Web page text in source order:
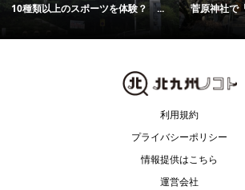
10種類以上のスポーツを体験？ ... 菅原神社で
利用規約
プライバシーポリシー
情報提供はこちら
運営会社